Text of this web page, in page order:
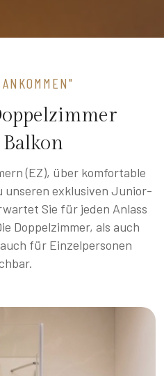
(EZ), über komfortable
unseren exklusiven Junior-
Sie für jeden Anlass
Doppelzimmer, als auch
für Einzelpersonen